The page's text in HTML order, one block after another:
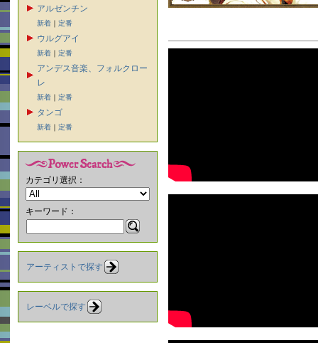
アルゼンチン
新着 ｜ 定番
ウルグアイ
新着 ｜ 定番
アンデス音楽、フォルクロー
レ
新着 ｜ 定番
タンゴ
新着 ｜ 定番
カテゴリ選択：
キーワード：
アーティストで探す
レーベルで探す